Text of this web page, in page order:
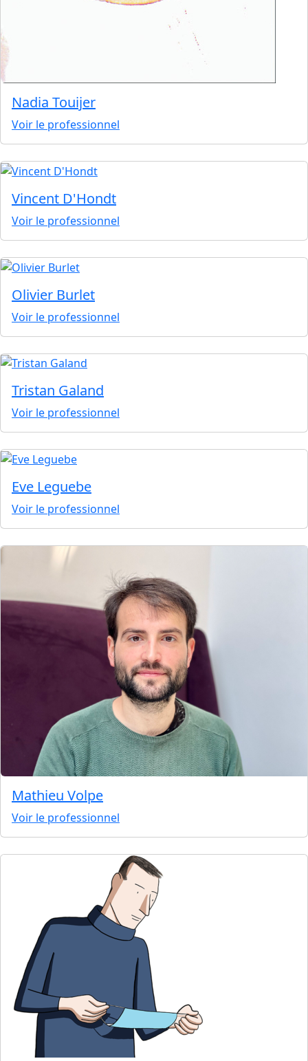
Nadia Touijer
Voir le professionnel
Vincent D'Hondt
Voir le professionnel
Olivier Burlet
Voir le professionnel
Tristan Galand
Voir le professionnel
Eve Leguebe
Voir le professionnel
Mathieu Volpe
Voir le professionnel